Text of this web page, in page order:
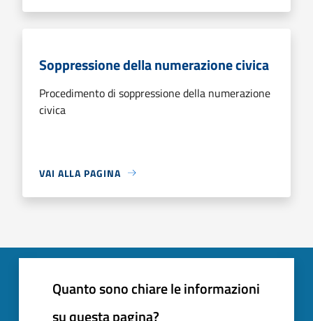
Soppressione della numerazione civica
Procedimento di soppressione della numerazione
civica
VAI ALLA PAGINA
Quanto sono chiare le informazioni
su questa pagina?